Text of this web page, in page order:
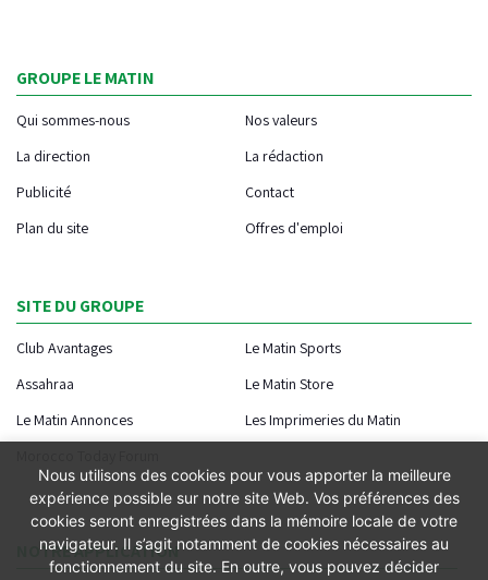
GROUPE LE MATIN
Qui sommes-nous
Nos valeurs
La direction
La rédaction
Publicité
Contact
Plan du site
Offres d'emploi
SITE DU GROUPE
Club Avantages
Le Matin Sports
Assahraa
Le Matin Store
Le Matin Annonces
Les Imprimeries du Matin
NOTRE APPLICATION
Nous utilisons des cookies pour vous apporter la meilleure
expérience possible sur notre site Web. Vos préférences des
cookies seront enregistrées dans la mémoire locale de votre
navigateur. Il s’agit notamment de cookies nécessaires au
fonctionnement du site. En outre, vous pouvez décider